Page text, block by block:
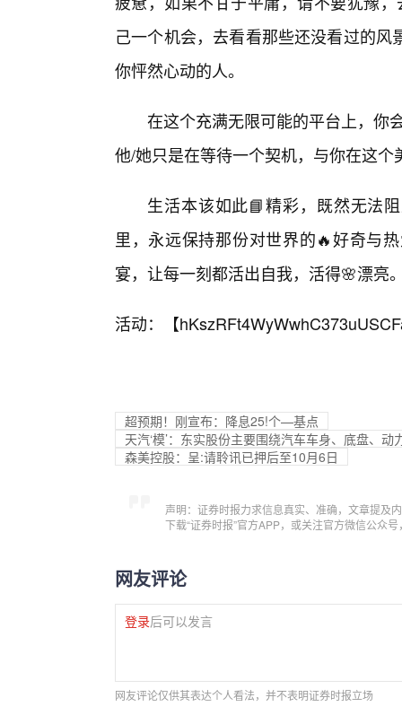
己一个机会，去看看那些还没看过的
你怦然心动的人。
在这个充满无限可能的平台上，你
他/她只是在等待一个契机，与你在这
生活本该如此📘精彩，既然无法
里，永远保持那份对世界的🔥好奇与
宴，让每一刻都活出自我，活得🌸漂亮
活动：【
超预期！刚宣布：降息25!个—基点
天汽‘模’：东实股份主要围绕汽车车身、底盘、
森美控股：呈:请聆讯已押后至10月6日
声明：证券时报力求信息真实、准确，文章提及
下载“证券时报”官方APP，或关注官方微信公众
网友评论
登录后可以发言
网友评论仅供其表达个人看法，并不表明证券时报立场